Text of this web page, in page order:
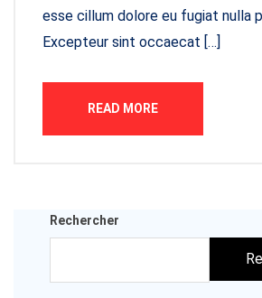
esse cillum dolore eu fugiat nulla
Excepteur sint occaecat […]
READ MORE
Rechercher